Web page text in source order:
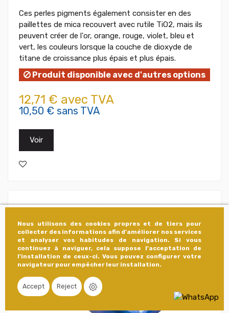
Nous utilisons des cookies propres et de tiers pour
collecter des informations afin d'améliorer nos services
et analyser vos habitudes de navigation. Si vous
continuez à naviguer, cela suppose l'acceptation de
l'installation de ceux-ci. Vous pouvez configurer votre
navigateur pour empêcher leur installation.
Accept Reject
Ces perles pigments également consister en des
paillettes de mica recouvert avec rutile TiO2, mais ils
peuvent créer de l'or, orange, rouge, violet, bleu et
vert, les couleurs lorsque la couche de dioxyde de
titane de croissance plus épais et plus épais.
Produit disponible avec d'autres options
12,71 € avec TVA
10,50 € sans TVA
Voir